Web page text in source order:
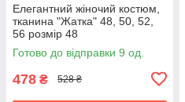
Елегантний жіночий костюм,
тканина "Жатка" 48, 50, 52,
56 розмір 48
Готово до відправки 9 од.
478 ₴ 528 ₴